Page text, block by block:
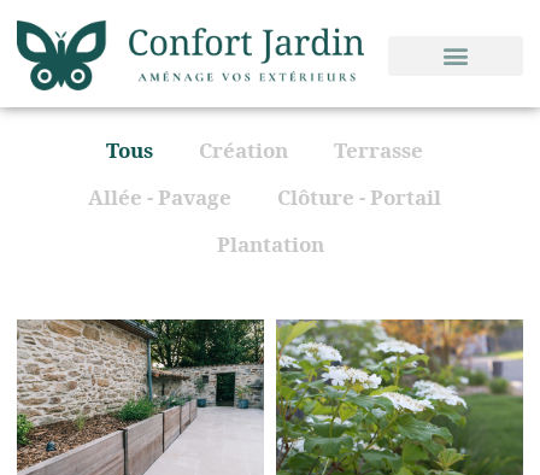
Tous Création
Terrasse
Allée - Pavage
Clôture - Portail
Plantation